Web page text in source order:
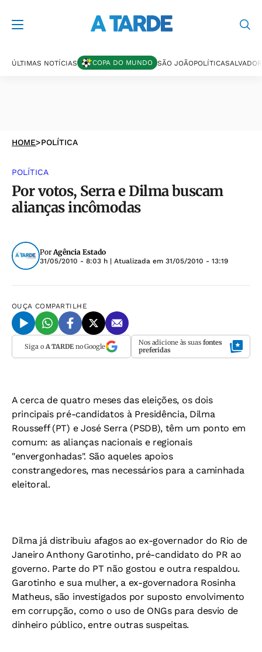
ÚLTIMAS NOTÍCIAS COPA DO MUNDO SÃO JOÃOPOLÍTICASALVADOR
HOME>POLÍTICA
POLÍTICA
Por votos, Serra e Dilma buscam
alianças incômodas
PorAgência Estado
31/05/2010 - 8:03 h | Atualizada em 31/05/2010 - 13:19
OUÇA COMPARTILHE
Siga o A TARDEno Google Nos adicione às suas fontes
preferidas
A cerca de quatro meses das eleições, os dois
principais pré-candidatos à Presidência, Dilma
Rousseff (PT) e José Serra (PSDB), têm um ponto em
comum: as alianças nacionais e regionais
"envergonhadas". São aqueles apoios
constrangedores, mas necessários para a caminhada
eleitoral.
Dilma já distribuiu afagos ao ex-governador do Rio de
Janeiro Anthony Garotinho, pré-candidato do PR ao
governo. Parte do PT não gostou e outra respaldou.
Garotinho e sua mulher, a ex-governadora Rosinha
Matheus, são investigados por suposto envolvimento
em corrupção, como o uso de ONGs para desvio de
dinheiro público, entre outras suspeitas.